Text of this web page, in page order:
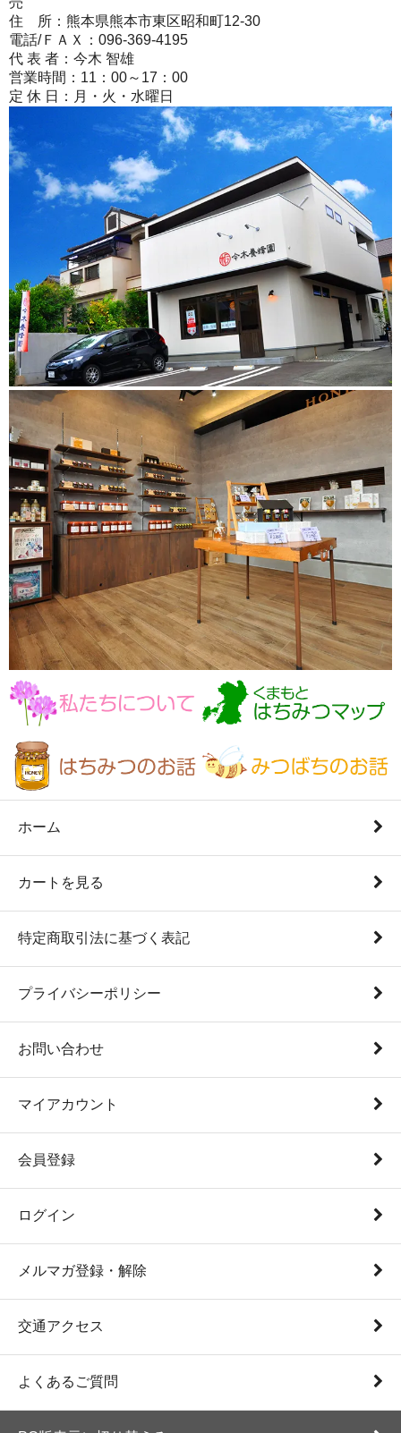
住 所：熊本県熊本市東区昭和町12-30
電話/ＦＡＸ：096-369-4195
代 表 者：今木 智雄
営業時間：11：00～17：00
定 休 日：月・火・水曜日
ホーム
カートを見る
特定商取引法に基づく表記
プライバシーポリシー
お問い合わせ
マイアカウント
会員登録
ログイン
メルマガ登録・解除
交通アクセス
よくあるご質問